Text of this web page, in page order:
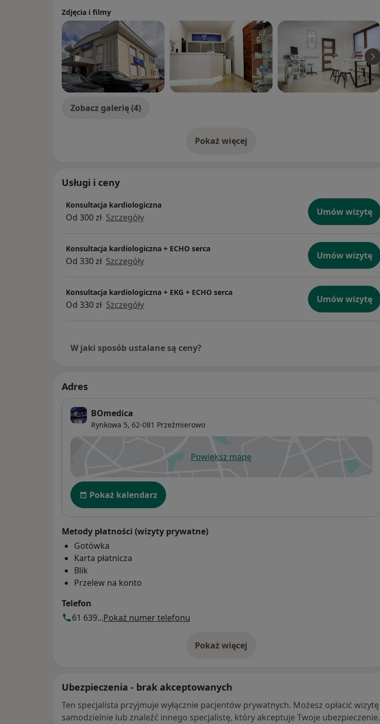
Zdjęcia i filmy
Zobacz galerię (4)
Pokaż więcejo doświadczeniu
Usługi i ceny
Konsultacja kardiologiczna
Od 300 zł Szczegóły Umów wizytę
Konsultacja kardiologiczna + ECHO serca
Od 330 zł Szczegóły Umów wizytę
Konsultacja kardiologiczna + EKG + ECHO serca
Od 330 zł Szczegóły Umów wizytę
W jaki sposób ustalane są ceny?
Adres
BOmedica
Rynkowa 5, 62-081 Przeźmierowo
Powiększ mapęotwiera się w nowej karcie
Dostępność
Pokaż kalendarz
Metody płatności (wizyty prywatne)
Gotówka
Karta płatnicza
Blik
Przelew na konto
Telefon
61 639...Pokaż numer telefonu
Pokaż więcej
o adresie
Ubezpieczenia - brak akceptowanych
Ten specjalista przyjmuje wyłącznie pacjentów prywatnych. Możesz opłacić wizytę
samodzielnie lub znaleźć innego specjalistę, który akceptuje Twoje ubezpieczenie.